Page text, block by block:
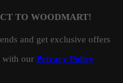
TO WOODMART!
and get exclusive offers
with our Privacy Policy